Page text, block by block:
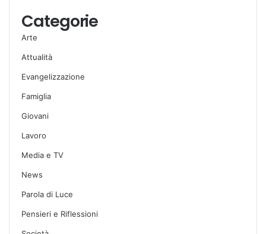
Categorie
Arte
Attualità
Evangelizzazione
Famiglia
Giovani
Lavoro
Media e TV
News
Parola di Luce
Pensieri e Riflessioni